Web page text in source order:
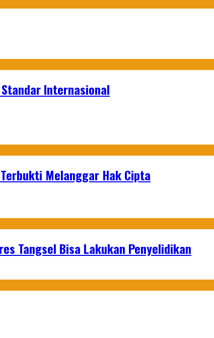
Internasional
Melanggar Hak Cipta
Tangsel Bisa Lakukan Penyelidikan